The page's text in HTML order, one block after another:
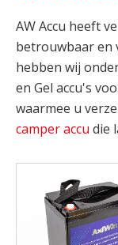
AW Accu heeft
betrouwbaar en
hebben wij
en Gel accu's
waarmee u
camper accu die